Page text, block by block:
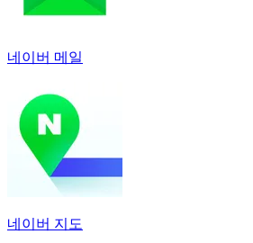
네이버 메일
네이버 지도